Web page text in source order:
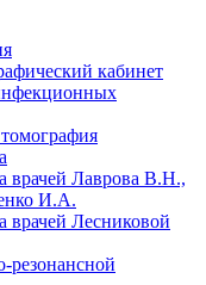
кабинет
врачей Лаврова В.Н.,
И.А.
врачей Лесниковой
резонансной